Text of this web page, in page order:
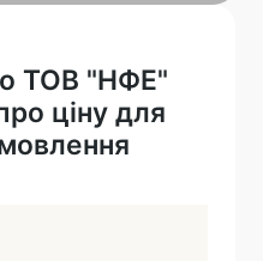
ТОВ "НФЕ"
ціну для